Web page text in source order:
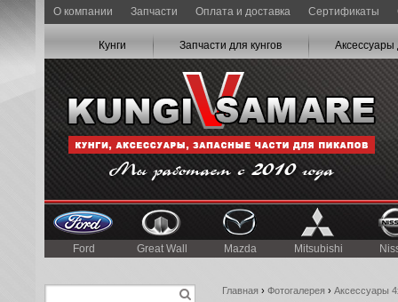
О компании Запчасти Оплата и доставка Сертификаты
Кунги Запчасти для кунгов Аксессуары
Ford Great Wall Mazda Mitsubishi
Главная › Фотогалерея › Аксессуары